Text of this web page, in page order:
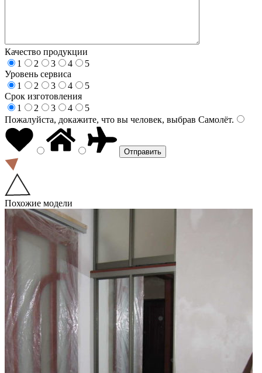
Качество продукции
1
2 3 4
5
Уровень сервиса
1
2 3 4
5
Срок изготовления
1
2 3 4
5
Пожалуйста, докажите, что вы человек, выбрав Самолёт.
Похожие модели